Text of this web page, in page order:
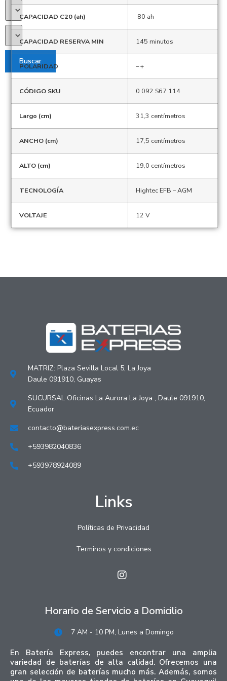
Buscar
CAPACIDAD C20 (ah) 80 ah
CAPACIDAD RESERVA MIN 145 minutos
POLARIDAD – +
CÓDIGO SKU 0 092 S67 114
Largo (cm) 31,3 centímetros
ANCHO (cm) 17,5 centímetros
ALTO (cm) 19,0 centímetros
TECNOLOGÍA Hightec EFB – AGM
VOLTAJE 12 V
MATRIZ: Plaza Sevilla Local 5, La Joya
Daule 091910, Guayas
SUCURSAL Oficinas La Aurora La Joya , Daule 091910,
Ecuador
contacto@bateriasexpress.com.ec
+593982040836
+593978924089
Links
Políticas de Privacidad
Terminos y condiciones
Horario de Servicio a Domicilio
7 AM - 10 PM, Lunes a Domingo
En Batería Express, puedes encontrar una amplia
variedad de baterías de alta calidad. Ofrecemos una
gran selección de baterías mucho más. Además, somos